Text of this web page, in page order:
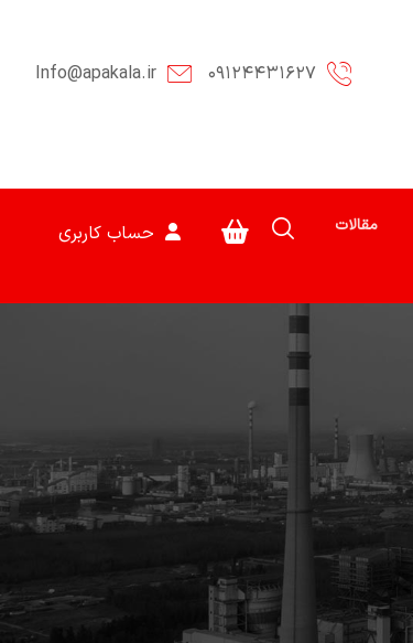
Info@apakala.ir ۰۹۱۲۴۴۳۱۶۲۷
حساب کاربری مقالات